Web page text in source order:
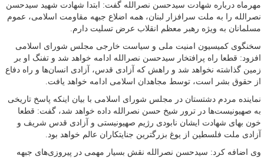
مهرماه درباره شهادت سیدحسن نصرالله گفت: ابتدا شهادت شهید سیدحسن
نصرالله را به ملت سرافزار لبنان، همه اضلاع جبهه مقاومت اسلامی، عموم
مسلمانان به ویژه رهبر معظم انقلاب عرض تسلیت دارم.
سخنگوی کمیسیون امنیت ملی و سیاست خارجی مجلس شورای اسلامی
افزود: قطعا راه پرافتخار سیدحسن نصرالله ادامه خواهد شد و تفنگ او بر
زمین گذاشته نخواهد شد و راهش که آزادی قدس، آزادی انسان‌ها و راه دفاع
از حقوق بشر است، توسط مجاهدان اسلامی ادامه خواهد یافت.
نماینده مردم دشتستان در مجلس شورای اسلامی با بیان اینکه پاسخ تاریخی
به صهیونیست‌ها در ترور شیخ حسن نصرالله داده خواهد شد، گفت: قطعا
خون بهای شهادت ایشان نابودی رژیم صهیونیستی و آزادی قدس شریف و
آزادی ملت فلسطین از یوغ بزرگترین جنایتکاران عالم خواهد بود.
وی اضافه کرد: سیدحسن نصرالله نقش بسیار مهمی در پیروزی‌های جبهه